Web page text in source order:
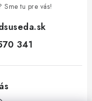
tu pre vás!
341